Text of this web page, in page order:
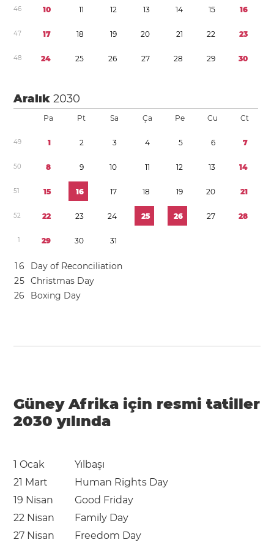
46 10 11 12 13 14 15 16
47 17 18 19 20 21 22 23
48 24 25 26 27 28 29 30
Aralık2030
Pa Pt Sa Ça Pe Cu Ct
49 1 2 3 4 5 6 7
50 8 9 10 11 12 13 14
51 15 16 17 18 19 20 21
52 22 23 24 25 26 27 28
1 29 30 31
16
Day of Reconciliation
25 Christmas Day
26 Boxing Day
Güney Afrika için resmi tatiller
2030 yılında
1 Ocak
Yılbaşı
21 Mart
Human Rights Day
19 Nisan
Good Friday
22 Nisan
Family Day
27 Nisan
Freedom Day